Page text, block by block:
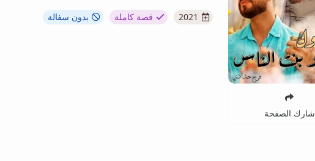
شارك الصفحة
2021 قصة كاملة بدون سفالة